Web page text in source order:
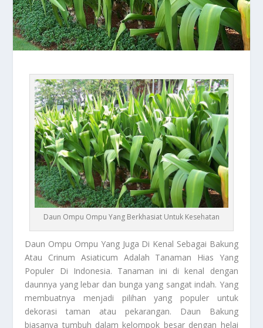
Daun Ompu Ompu Yang Berkhasiat Untuk Kesehatan
Daun Ompu Ompu Yang Juga Di Kenal Sebagai Bakung
Atau Crinum Asiaticum Adalah Tanaman Hias Yang
Populer Di Indonesia. Tanaman ini di kenal dengan
daunnya yang lebar dan bunga yang sangat indah. Yang
membuatnya menjadi pilihan yang populer untuk
dekorasi taman atau pekarangan. Daun Bakung
biasanya tumbuh dalam kelompok besar dengan helai